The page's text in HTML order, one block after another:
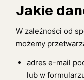
Jakie
W zależności od
możemy
adres e-mail
lub w